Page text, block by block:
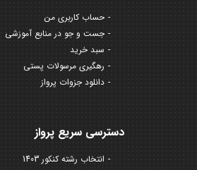
حساب کاربری من
جست و جو در منابع آموزشی
سبد خرید
رهگیری مرسولات پستی
دانلود جزوات پرواز
دسترسی سریع پرواز
انتخاب رشته کنکور 1403